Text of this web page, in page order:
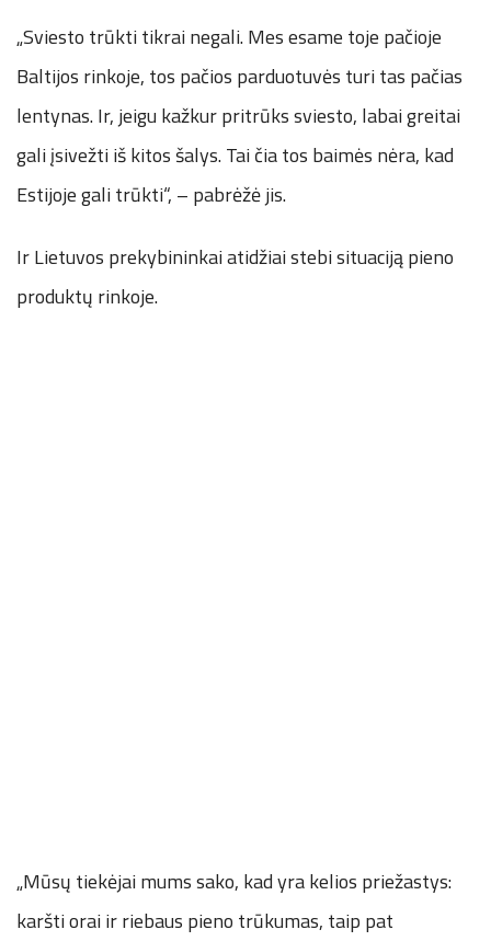
„Sviesto trūkti tikrai negali. Mes esame toje pačioje
Baltijos rinkoje, tos pačios parduotuvės turi tas pačias
lentynas. Ir, jeigu kažkur pritrūks sviesto, labai greitai
gali įsivežti iš kitos šalys. Tai čia tos baimės nėra, kad
Estijoje gali trūkti“, – pabrėžė jis.
Ir Lietuvos prekybininkai atidžiai stebi situaciją pieno
produktų rinkoje.
„Mūsų tiekėjai mums sako, kad yra kelios priežastys:
karšti orai ir riebaus pieno trūkumas, taip pat